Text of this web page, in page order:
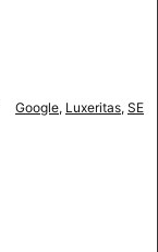
Google, Luxeritas, SE